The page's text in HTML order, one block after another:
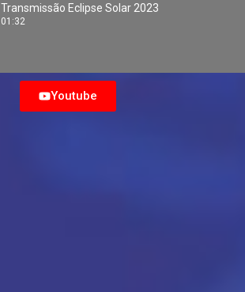
Transmissão Eclipse Solar 2023
01:32
Youtube